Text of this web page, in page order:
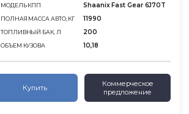
МОДЕЛЬ КПП Shaanix Fast Gear 6J70T
ПОЛНАЯ МАССА АВТО, КГ 11990
ТОПЛИВНЫЙ БАК, Л 200
ОБЪЕМ КУЗОВА 10,18
Купить
Коммерческое
предложение